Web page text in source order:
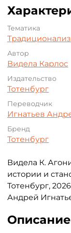
Тематика
Автор
Видела Карлос
Издательство
Тотенбург
Переводчик
Игнатьев
Бренд
Тотенбург
Видела К.
истории и
Тотенбург,
Андрей
Описание